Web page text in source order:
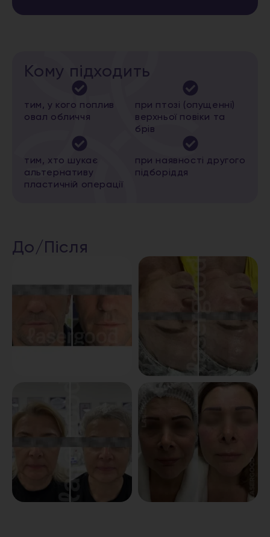
Кому підходить
тим, у кого поплив
овал обличчя
при птозі (опущенні)
верхньої повіки та
брів
тим, хто шукає
альтернативу
пластичній операції
при наявності другого
підборіддя
До/Після